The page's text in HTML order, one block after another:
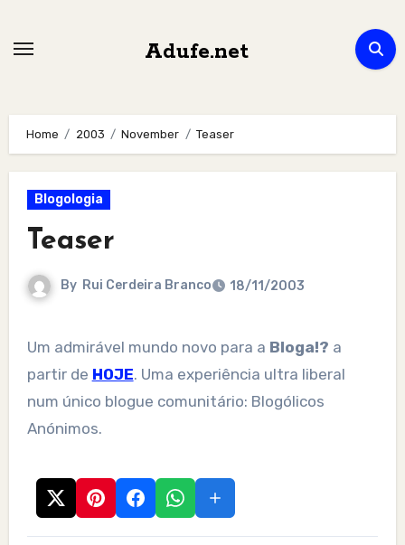
Adufe.net
Home 2003 November Teaser
Blogologia
Teaser
By Rui Cerdeira Branco 18/11/2003
Um admirável mundo novo para a Bloga!? a
partir de HOJE. Uma experiência ultra liberal
num único blogue comunitário: Blogólicos
Anónimos.